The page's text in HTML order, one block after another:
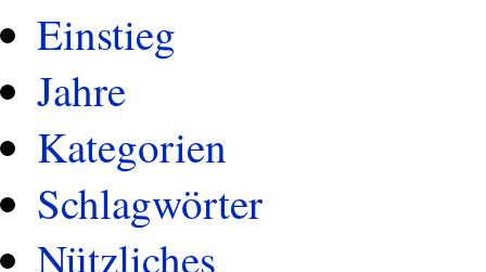
Einstieg
Jahre
Kategorien
Schlagwörter
Nützliches